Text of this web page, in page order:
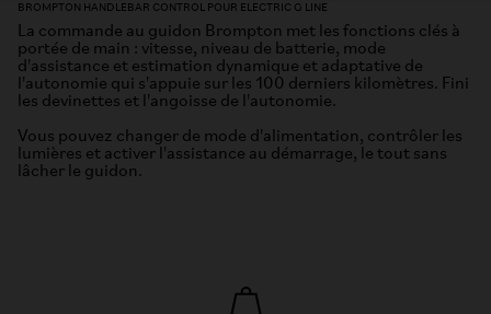
BROMPTON HANDLEBAR CONTROL POUR ELECTRIC G LINE
La commande au guidon Brompton met les fonctions clés à
portée de main : vitesse, niveau de batterie, mode
d'assistance et estimation dynamique et adaptative de
l'autonomie qui s'appuie sur les 100 derniers kilomètres. Fini
les devinettes et l'angoisse de l'autonomie.
Vous pouvez changer de mode d'alimentation, contrôler les
lumières et activer l'assistance au démarrage, le tout sans
lâcher le guidon.